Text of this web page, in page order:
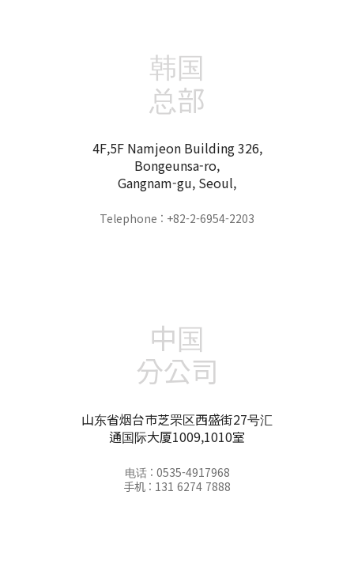
韩国
总部
4F,5F Namjeon Building 326,
Bongeunsa-ro,
Gangnam-gu, Seoul,
Telephone : +82-2-6954-2203
中国
分公司
山东省烟台市芝罘区西盛街27号汇
通国际大厦1009,1010室
电话 : 0535-4917968
手机 : 131 6274 7888